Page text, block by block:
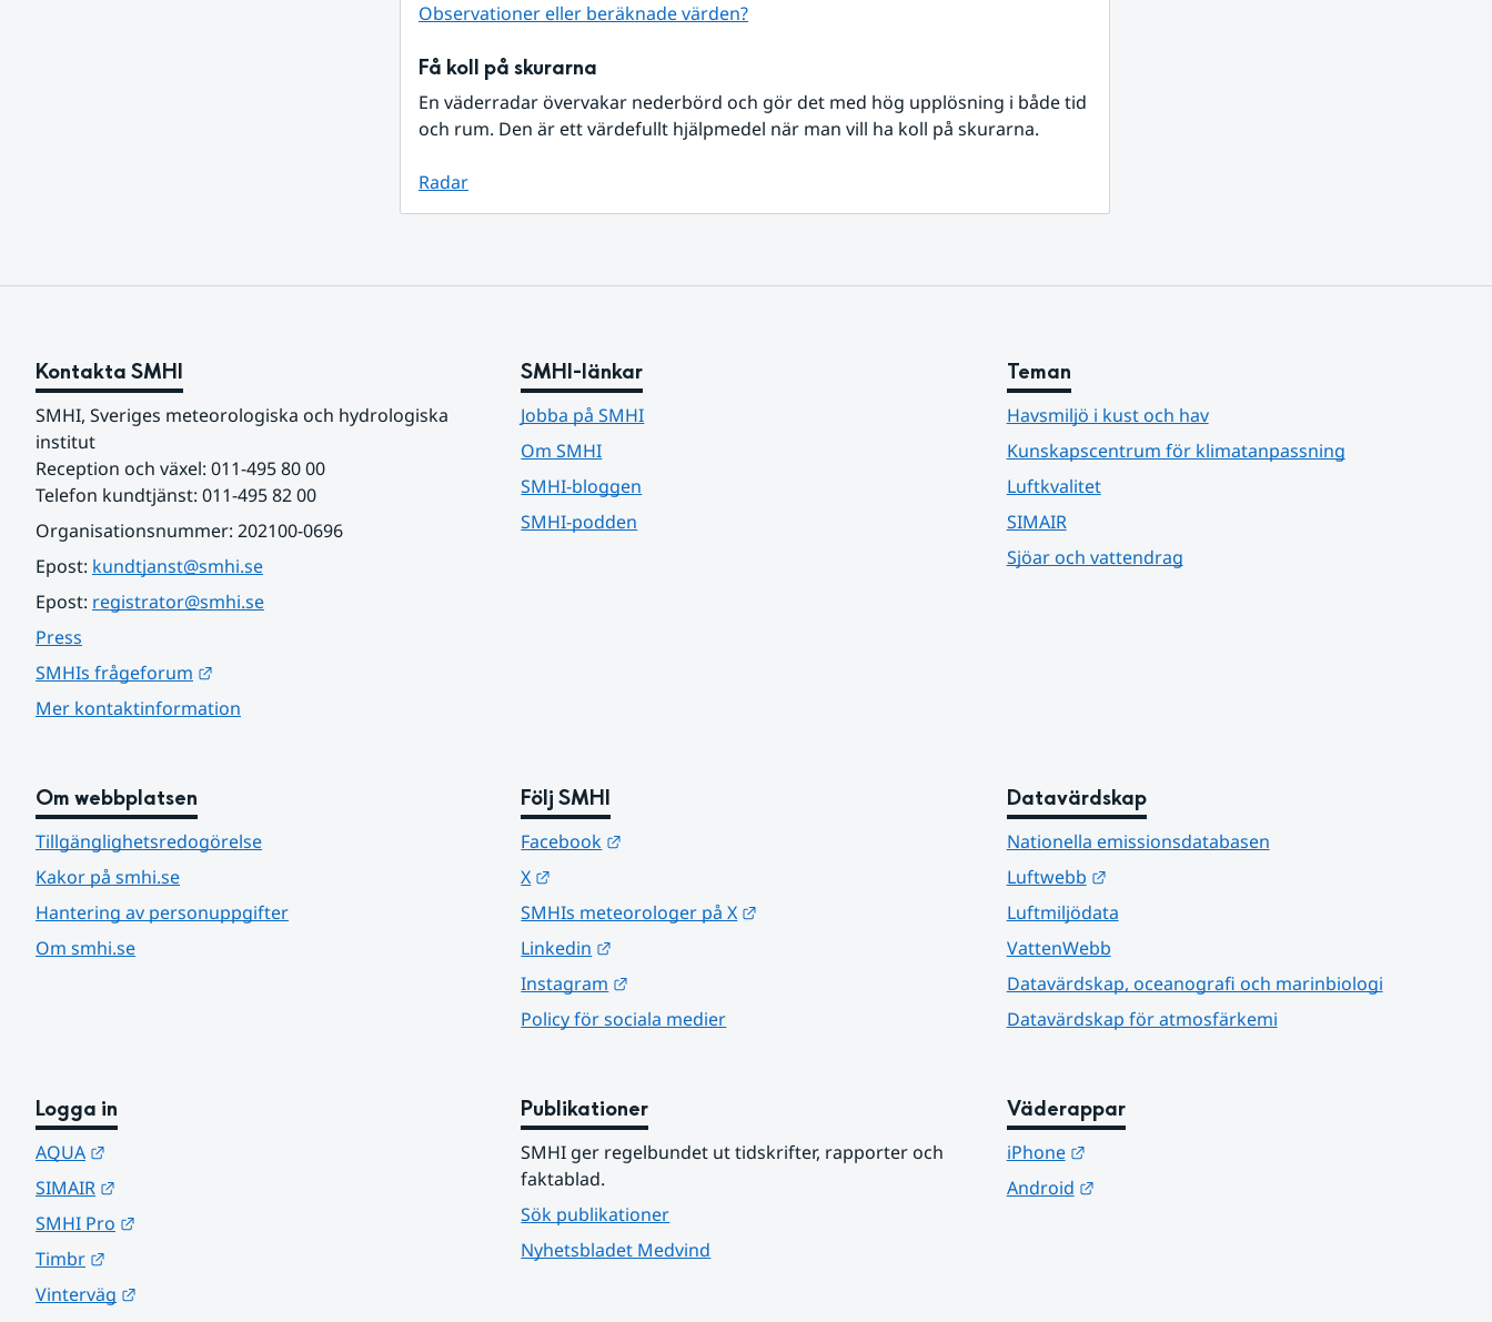
Observationer eller beräknade värden?
Få koll på skurarna
En väderradar övervakar nederbörd och gör det med hög upplösning i både tid
och rum. Den är ett värdefullt hjälpmedel när man vill ha koll på skurarna.
Radar
Kontakta SMHI
SMHI, Sveriges meteorologiska och hydrologiska
institut
Reception och växel: 011-495 80 00
Telefon kundtjänst: 011-495 82 00
Organisationsnummer: 202100-0696
Epost: kundtjanst@smhi.se
Epost: registrator@smhi.se
Press
SMHIs frågeforum
Mer kontaktinformation
SMHI-länkar
Jobba på SMHI
Om SMHI
SMHI-bloggen
SMHI-podden
Teman
Havsmiljö i kust och hav
Kunskapscentrum för klimatanpassning
Luftkvalitet
SIMAIR
Sjöar och vattendrag
Om webbplatsen
Tillgänglighetsredogörelse
Kakor på smhi.se
Hantering av personuppgifter
Om smhi.se
Följ SMHI
Facebook
X
SMHIs meteorologer på X
Linkedin
Instagram
Policy för sociala medier
Datavärdskap
Nationella emissionsdatabasen
Luftwebb
Länk till annan webbplats.
Luftmiljödata
VattenWebb
Datavärdskap, oceanografi och marinbiologi
Datavärdskap för atmosfärkemi
Logga in
AQUA
SIMAIR
SMHI Pro
Timbr
Vinterväg
Publikationer
SMHI ger regelbundet ut tidskrifter, rapporter och
faktablad.
Sök publikationer
Nyhetsbladet Medvind
Väderappar
iPhone
Länk till annan webbplats.
Android
Länk till annan webbplats.